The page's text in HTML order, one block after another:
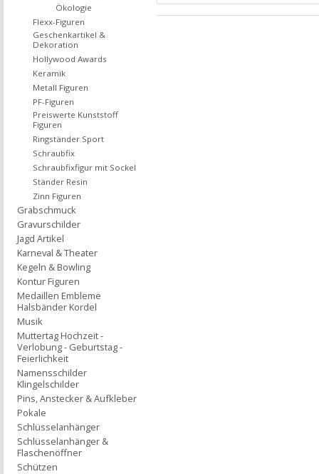
Ökologie
Flexx-Figuren
Geschenkartikel &
Dekoration
Hollywood Awards
Keramik
Metall Figuren
PF-Figuren
Preiswerte Kunststoff
Figuren
Ringständer Sport
Schraubfix
Schraubfixfigur mit Sockel
Ständer Resin
Zinn Figuren
Grabschmuck
Gravurschilder
Jagd Artikel
Karneval & Theater
Kegeln & Bowling
Kontur Figuren
Medaillen Embleme
Halsbänder Kordel
Musik
Muttertag Hochzeit -
Verlobung - Geburtstag -
Feierlichkeit
Namensschilder
Klingelschilder
Pins, Anstecker & Aufkleber
Pokale
Schlüsselanhänger
Schlüsselanhänger &
Flaschenöffner
Schützen